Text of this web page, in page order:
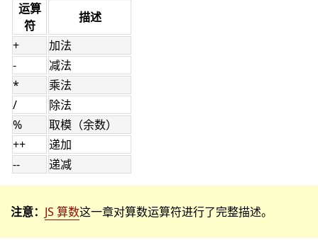
运算
符
描述
+
加法
-
减法
*
乘法
/
除法
%
取模（余数）
++
递加
--
递减
注意： JS 算数这一章对算数运算符进行了完整描述。